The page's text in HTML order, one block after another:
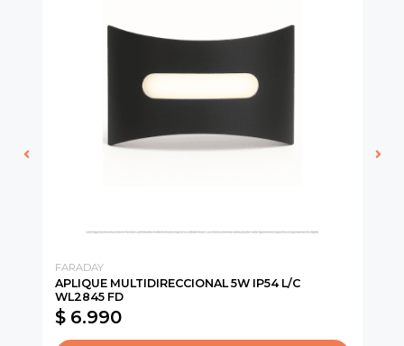
FARADAY
APLIQUE MULTIDIRECCIONAL 5W IP54 L/C
WL2845 FD
$ 6.990